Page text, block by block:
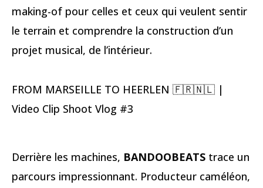
making-of pour celles et ceux qui veulent sentir
le terrain et comprendre la construction d’un
projet musical, de l’intérieur.
FROM MARSEILLE TO HEERLEN 🇫🇷🇳🇱 |
Video Clip Shoot Vlog #3
Derrière les machines, BANDOOBEATS trace un
parcours impressionnant. Producteur caméléon,